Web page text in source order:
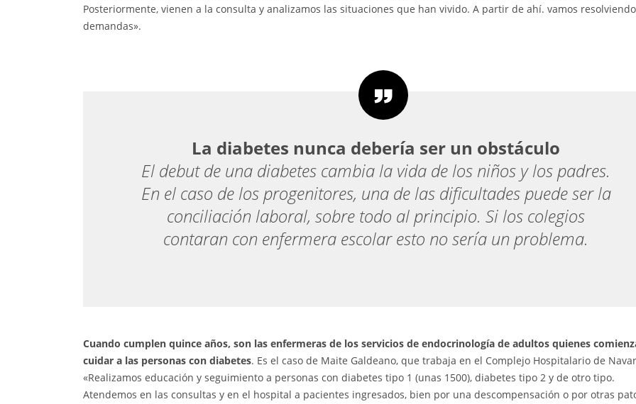
Posteriormente, vienen a la consulta y analizamos las situaciones que han vivido. A partir de ahí. vamos
demandas».
La diabetes nunca debería ser un obstáculo
El debut de una diabetes cambia la vida de los niños y los padres.
En el caso de los progenitores, una de las dificultades puede ser la
conciliación laboral, sobre todo al principio. Si los colegios
contaran con enfermera escolar esto no sería un problema.
Cuando cumplen quince años, son las enfermeras de los servicios de endocrinología de adultos quienes
cuidar a las personas con diabetes. Es el caso de Maite Galdeano, que trabaja en el Complejo Hospitalario de
«Realizamos educación y seguimiento a personas con diabetes tipo 1 (unas 1500), diabetes tipo 2 y de otro tipo.
Atendemos en las consultas y en el hospital a pacientes ingresados, bien por una descompensación o por otras